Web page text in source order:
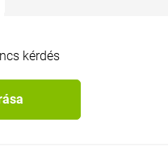
kérdés